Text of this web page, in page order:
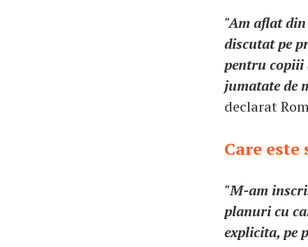
"Am aflat
discutat pe
pentru copiii
jumatate de
declarat
Care este
"M-am
planuri cu
explicita, pe